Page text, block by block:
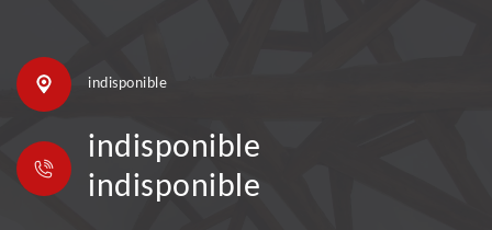
indisponible
indisponible
indisponible